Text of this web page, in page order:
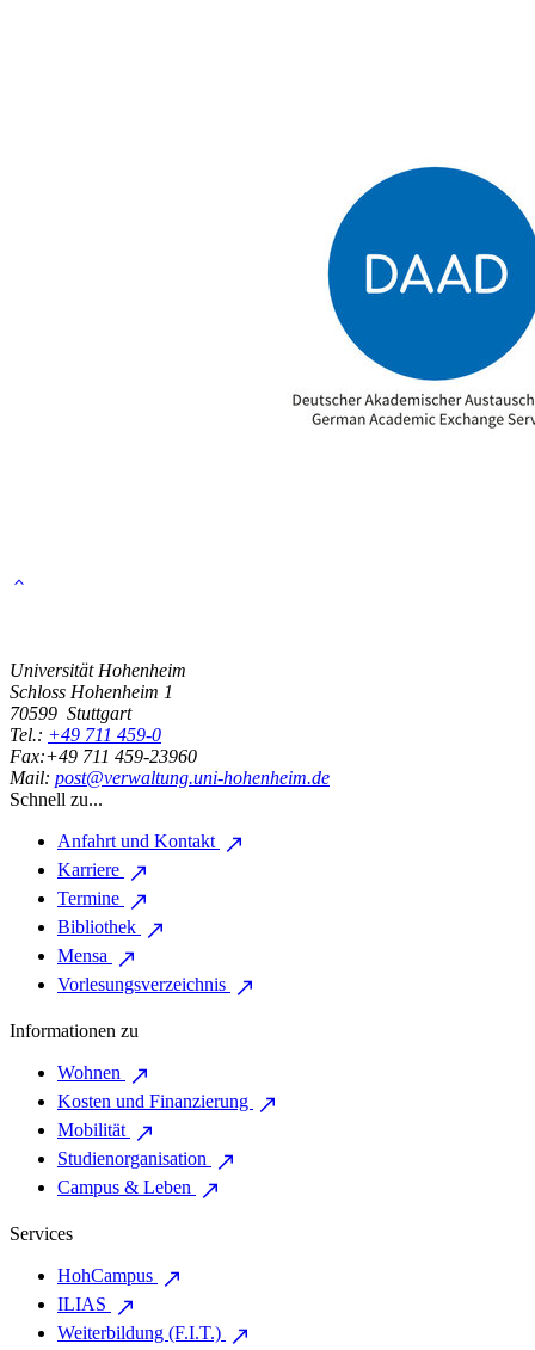
Universität Hohenheim
Schloss Hohenheim 1
70599 Stuttgart
Tel.: +49 711 459-0
Fax:+49 711 459-23960
Mail: post@verwaltung.uni-hohenheim.de
Schnell zu...
Anfahrt und Kontakt
Karriere
Termine
Bibliothek
Mensa
Vorlesungsverzeichnis
Informationen zu
Wohnen
Kosten und Finanzierung
Mobilität
Studienorganisation
Campus & Leben
Services
HohCampus
ILIAS
Weiterbildung (F.I.T.)